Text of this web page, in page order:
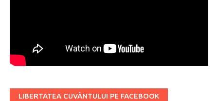
LIBERTATEA CUVÂNTULUI PE FACEBOOK